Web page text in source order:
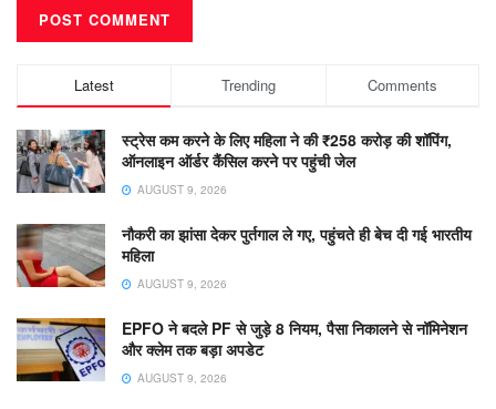
Latest Trending Comments
स्ट्रेस कम करने के लिए महिला ने की ₹258 करोड़ की शॉपिंग,
ऑनलाइन ऑर्डर कैंसिल करने पर पहुंची जेल
AUGUST 9, 2026
नौकरी का झांसा देकर पुर्तगाल ले गए, पहुंचते ही बेच दी गई भारतीय
महिला
AUGUST 9, 2026
EPFO ने बदले PF से जुड़े 8 नियम, पैसा निकालने से नॉमिनेशन
और क्लेम तक बड़ा अपडेट
AUGUST 9, 2026